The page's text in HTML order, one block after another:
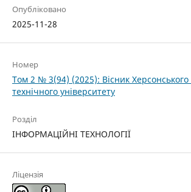
Опубліковано
2025-11-28
Номер
Том 2 № 3(94) (2025): Вісник Херсонського
технічного університету
Розділ
ІНФОРМАЦІЙНІ ТЕХНОЛОГІЇ
Ліцензія